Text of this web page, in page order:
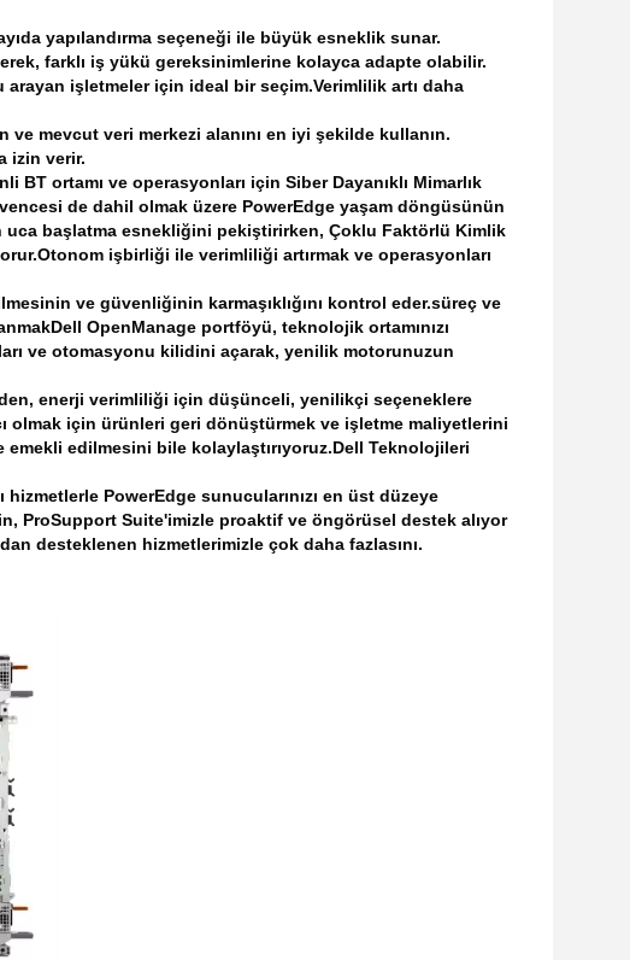
yapılandırma seçeneği ile büyük esneklik sunar.
farklı iş yükü gereksinimlerine kolayca adapte olabilir.
işletmeler için ideal bir seçim.Verimlilik artı daha
mevcut veri merkezi alanını en iyi şekilde kullanın.
izin verir.
BT ortamı ve operasyonları için Siber Dayanıklı Mimarlık
de dahil olmak üzere PowerEdge yaşam döngüsünün
uca başlatma esnekliğini pekiştirirken, Çoklu Faktörlü Kimlik
Otonom işbirliği ile verimliliği artırmak ve operasyonları
ve güvenliğinin karmaşıklığını kontrol eder.süreç ve
OpenManage portföyü, teknolojik ortamınızı
ve otomasyonu kilidini açarak, yenilik motorunuzun
enerji verimliliği için düşünceli, yenilikçi seçeneklere
olmak için ürünleri geri dönüştürmek ve işletme maliyetlerini
edilmesini bile kolaylaştırıyoruz.Dell Teknolojileri
PowerEdge sunucularınızı en üst düzeye
ProSupport Suite'imizle proaktif ve öngörüsel destek alıyor
desteklenen hizmetlerimizle çok daha fazlasını.